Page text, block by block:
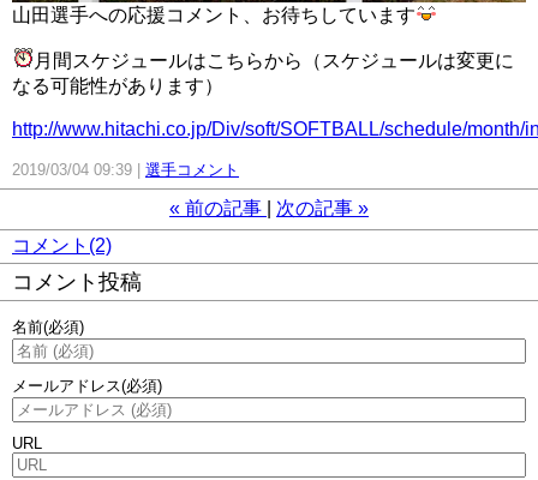
山田選手への応援コメント、お待ちしています
月間スケジュールはこちらから（スケジュールは変更に
なる可能性があります）
http://www.hitachi.co.jp/Div/soft/SOFTBALL/schedule/month/
2019/03/04 09:39 選手コメント
« 前の記事 次の記事 »
コメント(2)
コメント投稿
名前(必須)
メールアドレス(必須)
URL